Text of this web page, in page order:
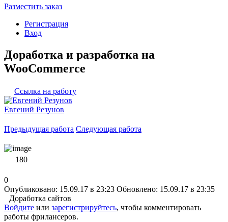
Разместить заказ
Регистрация
Вход
Доработка и разработка на
WooCommerce
Ссылка на работу
Евгений Резунов
Предыдущая работа Следующая работа
180
0
Опубликовано: 15.09.17 в 23:23 Обновлено: 15.09.17 в 23:35
Доработка сайтов
Войдите или зарегистрируйтесь, чтобы комментировать
работы фрилансеров.